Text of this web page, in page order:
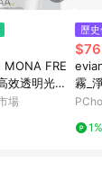
MONA FRE
效透明光感
PA++
場
歷
霧_
1%